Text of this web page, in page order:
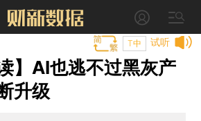
试听
T中
】AI也逃不过黑灰产
升级